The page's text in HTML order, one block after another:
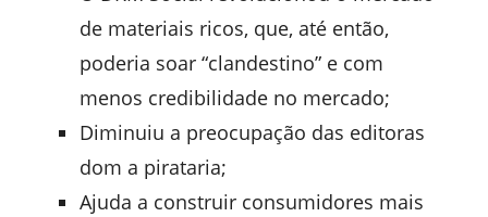
de materiais ricos, que, até então,
poderia soar “clandestino” e com
menos credibilidade no mercado;
Diminuiu a preocupação das editoras
dom a pirataria;
Ajuda a construir consumidores mais